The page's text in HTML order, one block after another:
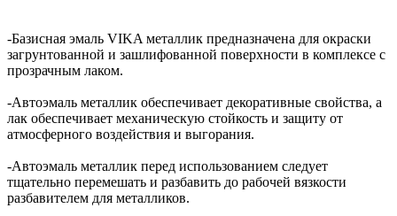
-Базисная эмаль VIKA металлик предназначена для окраски
загрунтованной и зашлифованной поверхности в комплексе с
прозрачным лаком.
-Автоэмаль металлик обеспечивает декоративные свойства, а
лак обеспечивает механическую стойкость и защиту от
атмосферного воздействия и выгорания.
-Автоэмаль металлик перед использованием следует
тщательно перемешать и разбавить до рабочей вязкости
разбавителем для металликов.